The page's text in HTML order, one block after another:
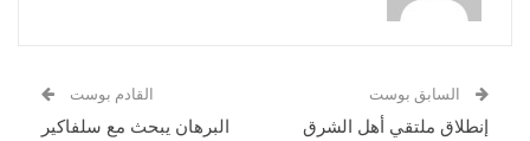
السابق بوست
إنطلاق ملتقي أهل الشرق
القادم بوست
البرهان يبحث مع سلفاكير